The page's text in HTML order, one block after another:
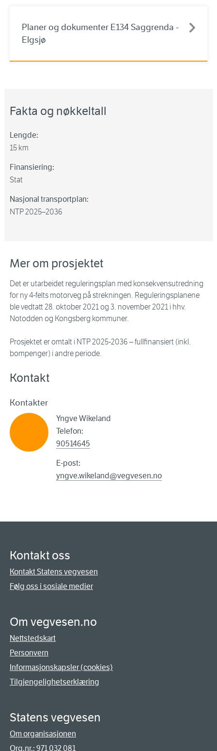
Planer og dokumenter E134 Saggrenda -
Elgsjø
Fakta og nøkkeltall
Lengde:
15 km
Finansiering:
Stat
Nasjonal transportplan:
NTP 2025–2036
Mer om prosjektet
Det er utarbeidet reguleringsplan med konsekvensutredning
for ny 4-felts motorveg på strekningen. Reguleringsplanene
ble vedtatt 28. oktober 2021 og 3. november 2021 i hhv.
Notodden og Kongsberg kommuner.
Prosjektet er omtalt i NTP 2025-2036 – fullfinansiert (inkl.
bompenger) i andre periode.
Kontakt
Kontakter
Yngve Wikeland
Telefon:
90514645
E-post:
yngve.wikeland@vegvesen.no
Kontakt oss
Kontakt Statens vegvesen
Følg oss i sosiale medier
Om vegvesen.no
Nettstedskart
Personvern
Informasjonskapsler (cookies)
Tilgjengelighetserklæring
Statens vegvesen
Om organisasjonen
Org.nr.: 971 032 081